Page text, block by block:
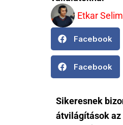
Etkar Selim
Facebook
Facebook
Sikeresnek
átvilágítások